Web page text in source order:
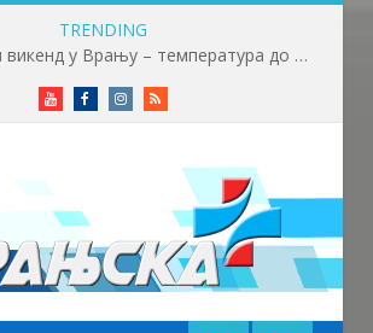
TRENDING
Прави летњи викенд у Врању – температура до 32 степена
YoutubeFacebookInstagram
RSS